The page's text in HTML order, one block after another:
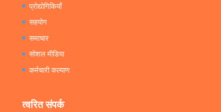
प्रोद्योगिकियाँ
सहयोग
समाचार
सोशल मीडिया
कर्मचारी कल्याण
त्वरित संपर्क